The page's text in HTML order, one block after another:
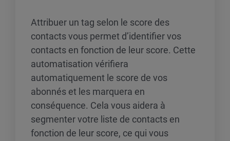
Attribuer un tag selon le score des
contacts vous permet d’identifier vos
contacts en fonction de leur score. Cette
automatisation vérifiera
automatiquement le score de vos
abonnés et les marquera en
conséquence. Cela vous aidera à
segmenter votre liste de contacts en
fonction de leur score, ce qui vous